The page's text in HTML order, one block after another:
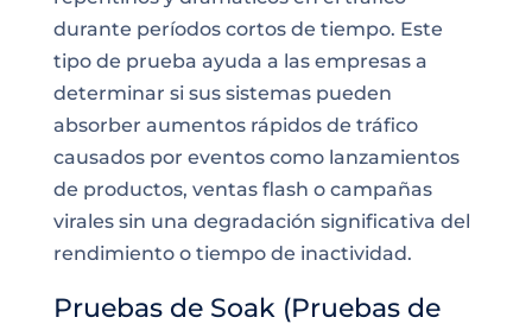
durante períodos cortos de tiempo. Este
tipo de prueba ayuda a las empresas a
determinar si sus sistemas pueden
absorber aumentos rápidos de tráfico
causados por eventos como lanzamientos
de productos, ventas flash o campañas
virales sin una degradación significativa del
rendimiento o tiempo de inactividad.
Pruebas de Soak (Pruebas de